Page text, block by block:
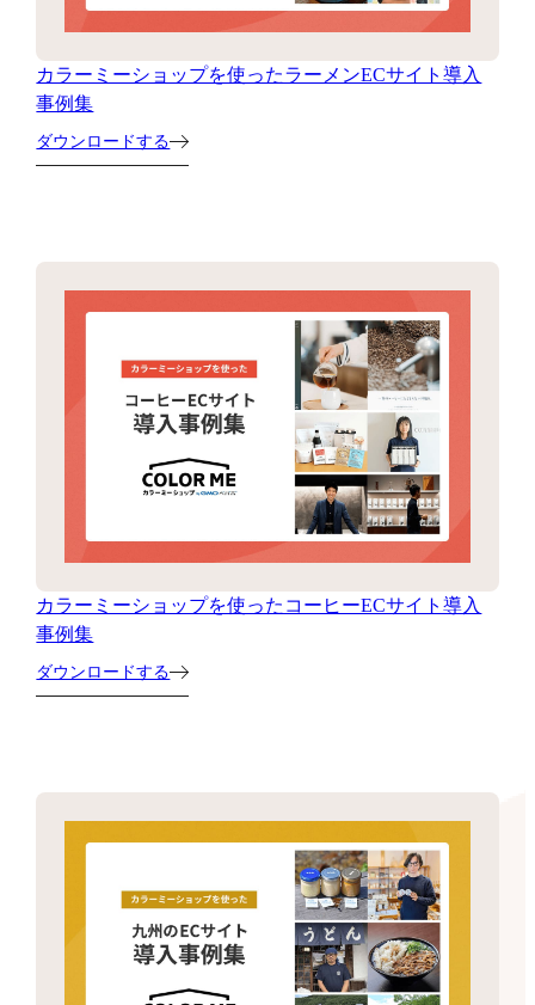
カラーミーショップを使ったラーメンECサイト導入
事例集
ダウンロードする
カラーミーショップを使ったコーヒーECサイト導入
事例集
ダウンロードする